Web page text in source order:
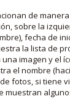
de
sobre la
fecha de
la lista de
imagen y el
el nombre
fotos, si tiene
muestran